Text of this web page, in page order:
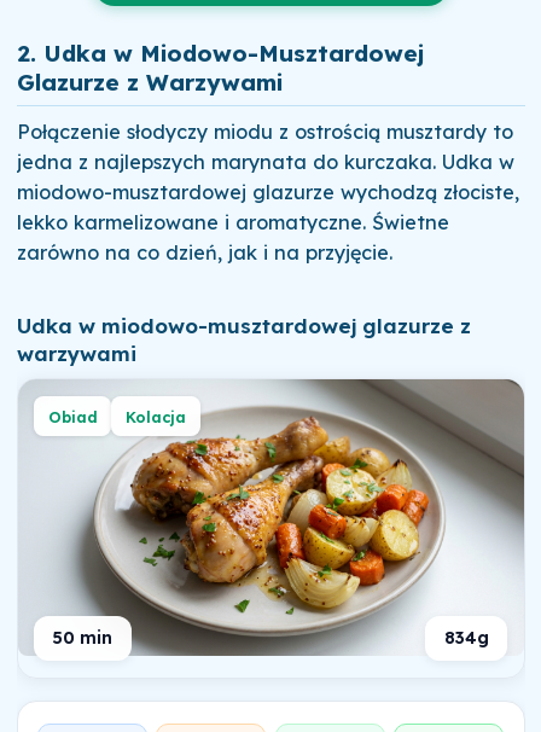
2. Udka w Miodowo-Musztardowej
Glazurze z Warzywami
Połączenie słodyczy miodu z ostrością musztardy to
jedna z najlepszych marynata do kurczaka. Udka w
miodowo-musztardowej glazurze wychodzą złociste,
lekko karmelizowane i aromatyczne. Świetne
zarówno na co dzień, jak i na przyjęcie.
Udka w miodowo-musztardowej glazurze z
warzywami
Obiad Kolacja
50 min 834g